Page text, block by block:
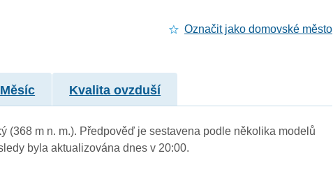
Označit jako domovské město
Kvalita ovzduší
(368 m n. m.). Předpověď je sestavena podle několika modelů
byla aktualizována dnes v 20:00.